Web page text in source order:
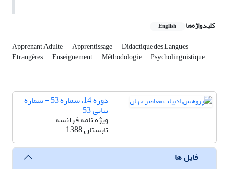
کلیدواژه‌ها English
Apprenant Adulte Apprentissage Didactique des Langues
Etrangères Enseignement Méthodologie Psycholinguistique
دوره 14، شماره 53 - شماره
پیاپی 53
ویژه نامه فرانسه
تابستان 1388
فایل ها